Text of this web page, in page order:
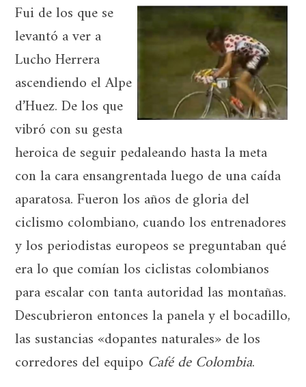
Fui de los que se
levantó a ver a
Lucho Herrera
ascendiendo el Alpe
d’Huez. De los que
vibró con su gesta
heroica de seguir pedaleando hasta la meta
con la cara ensangrentada luego de una caída
aparatosa. Fueron los años de gloria del
ciclismo colombiano, cuando los entrenadores
y los periodistas europeos se preguntaban qué
era lo que comían los ciclistas colombianos
para escalar con tanta autoridad las montañas.
Descubrieron entonces la panela y el bocadillo,
las sustancias «dopantes naturales» de los
corredores del equipo Café de Colombia.